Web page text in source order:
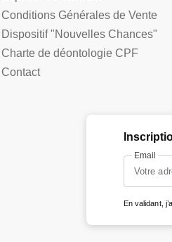
Conditions Générales de Vente
Dispositif "Nouvelles Chances"
Charte de déontologie CPF
Contact
Email
En validant,